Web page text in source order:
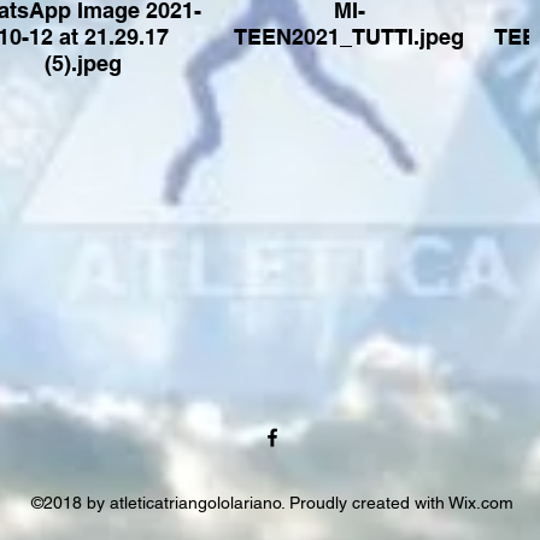
Image 2021-
12 at 21.29.17
(5).jpeg
MI-
TEEN2021_TUTTI.jpeg
©2018 by atleticatriangololariano. Proudly created with Wix.com